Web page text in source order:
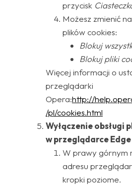
przycisk
Możesz zmienić
plików cookies:
Blokuj
Blokuj pliki
Więcej informacji o
przeglądarki
Opera:http://
/pl/cookies.html
Wyłączenie obsługi
w przeglądarce Edge
W prawy górnym
adresu
kropki poziome.